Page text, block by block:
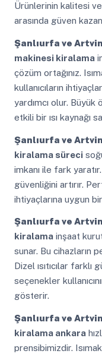
Ürünlerinin kalitesi ve
arasında güven
Şanlıurfa ve Artvin
makinesi kiralama
çözüm ortağınız.
kullanıcıların
yardımcı olur.
etkili bir ısı kaynağı
Şanlıurfa ve Artvin
kiralama süreci
imkanı ile fark
güvenliğini artırır.
ihtiyaçlarına uygun
Şanlıurfa ve Artvin
kiralamainşaat
sunar. Bu cihazların
Dizel ısıtıcılar
seçenekler
gösterir.
Şanlıurfa ve Artvin
kiralama ankara
prensibimizdir.